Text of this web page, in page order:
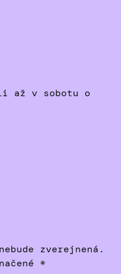
až v sobotu o
zverejnená.
*